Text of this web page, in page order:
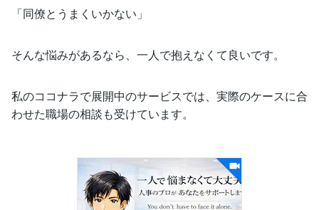
「同僚とうまくいかない」
そんな悩みがあるなら、一人で抱えなくて良いです。
私のココナラで展開中のサービスでは、実際のケースに合
わせた職場の相談も受けています。